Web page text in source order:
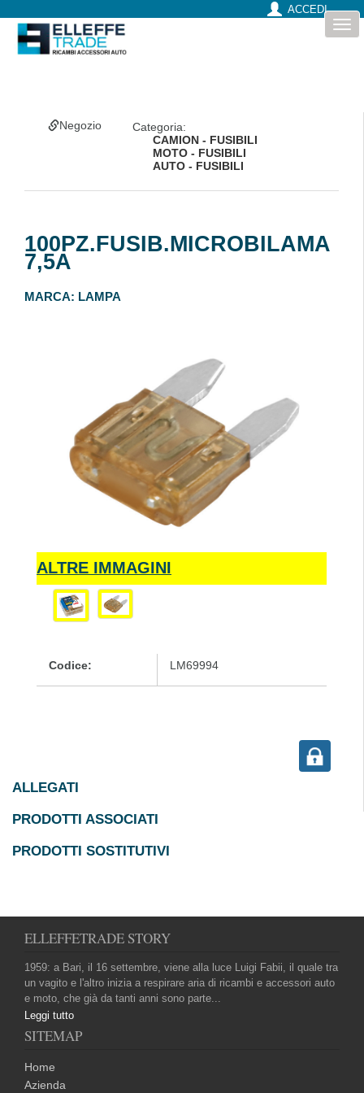
ACCEDI
Negozio
Categoria:
CAMION - FUSIBILI
MOTO - FUSIBILI
AUTO - FUSIBILI
100PZ.FUSIB.MICROBILAMA
7,5A
MARCA: LAMPA
ALTRE IMMAGINI
Codice: LM69994
ALLEGATI
PRODOTTI ASSOCIATI
PRODOTTI SOSTITUTIVI
ELLEFFETRADE STORY
1959: a Bari, il 16 settembre, viene alla luce Luigi Fabii, il quale tra
un vagito e l'altro inizia a respirare aria di ricambi e accessori auto
e moto, che già da tanti anni sono parte...
Leggi tutto
SITEMAP
Home
Azienda